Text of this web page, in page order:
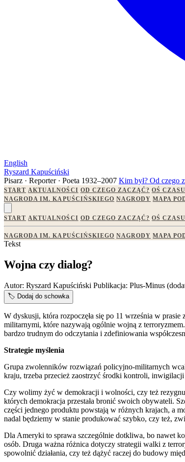
English
Ryszard Kapuściński
Pisarz · Reporter · Poeta 1932–2007 Kim był? Od czego
START AKTUALNOŚCI OD CZEGO ZACZĄĆ? OŚ CZASU
NAGRODA IM. KAPUŚCIŃSKIEGO NAGRODY MAPA
START AKTUALNOŚCI OD CZEGO ZACZĄĆ? OŚ CZASU
NAGRODA IM. KAPUŚCIŃSKIEGO NAGRODY MAPA
Tekst
Wojna czy dialog?
Autor: Ryszard Kapuściński Publikacja: Plus-Minus
🏷️ Dodaj do schowka
W dyskusji, która rozpoczęła się po 11 września w
militarnymi, które nazywają ogólnie wojną z
bardzo trudnym do odczytania i zdefiniowania
Strategie myślenia
Grupa zwolenników rozwiązań policyjno-militarnych
kraju, trzeba przecież zaostrzyć środki kontroli,
Czy wolimy żyć w demokracji i wolności, czy też
których demokracja przestała bronić swoich obywateli.
części jednego produktu powstają w różnych krajach, a
nadal będziemy w stanie produkować szybko, czy też,
Dla Ameryki to sprawa szczególnie dotkliwa, bo nawet
osób. Druga ważna różnica dotyczy strategii walki z
spowolnić działania, czy też dążyć raczej do budowy